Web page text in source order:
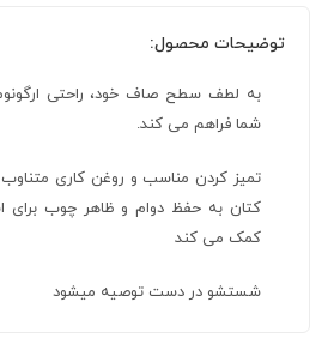
توضیحات محصول:
به لطف سطح صاف خود، راحتی
شما فراهم می کند.
تمیز کردن مناسب و روغن کاری متناوب
کتان به حفظ دوام و ظاهر چوب برای
کمک می کند
شستشو در دست توصیه میشود